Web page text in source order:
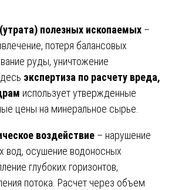
полезных ископаемых –
потеря балансовых
руды, уничтожение
экспертиза по расчету вреда,
использует утвержденные
цены на минеральное сырье.
воздействие – нарушение
вод, осушение водоносных
глубоких горизонтов,
потока. Расчет через объем